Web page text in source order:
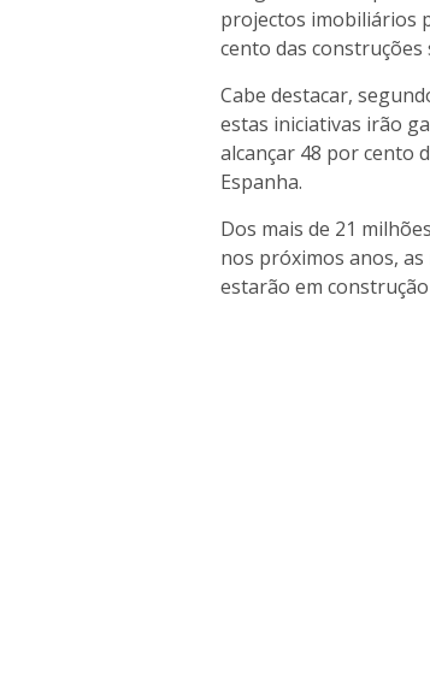
projectos imobiliários
cento das
Cabe destacar,
estas iniciativas irão
alcançar 48 por cento
Espanha.
Dos mais de 21
nos próximos anos,
estarão em